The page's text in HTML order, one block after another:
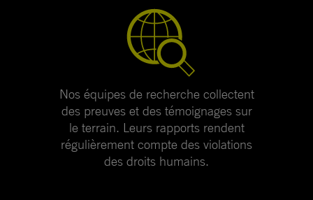
Nos équipes de recherche collectent
des preuves et des témoignages sur
le terrain. Leurs rapports rendent
régulièrement compte des violations
des droits humains.